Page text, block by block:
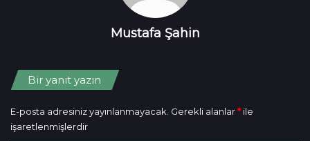
Mustafa Şahin
Bir yanıt yazın
E-posta adresiniz yayınlanmayacak. Gerekli alanlar*ile
işaretlenmişlerdir